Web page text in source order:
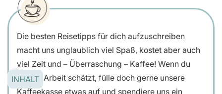
Die besten Reisetipps für dich aufzuschreiben
macht uns unglaublich viel Spaß, kostet aber auch
viel Zeit und – Überraschung – Kaffee! Wenn du
unsere Arbeit schätzt, fülle doch gerne unsere
Kaffeekasse etwas auf und spendiere uns ein
INHALT